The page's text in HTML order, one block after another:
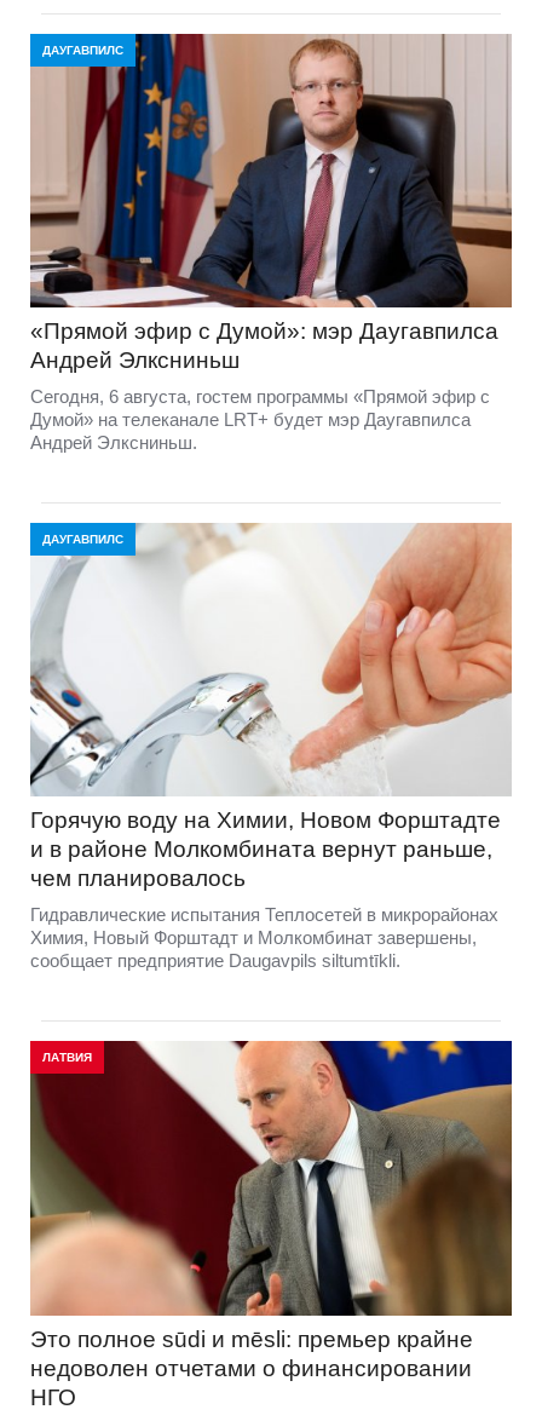
ДАУГАВПИЛС
«Прямой эфир с Думой»: мэр Даугавпилса
Андрей Элксниньш
Сегодня, 6 августа, гостем программы «Прямой эфир с
Думой» на телеканале LRT+ будет мэр Даугавпилса
Андрей Элксниньш.
ДАУГАВПИЛС
Горячую воду на Химии, Новом Форштадте
и в районе Молкомбината вернут раньше,
чем планировалось
Гидравлические испытания Теплосетей в микрорайонах
Химия, Новый Форштадт и Молкомбинат завершены,
сообщает предприятие Daugavpils siltumtīkli.
ЛАТВИЯ
Это полное sūdi и mēsli: премьер крайне
недоволен отчетами о финансировании
НГО